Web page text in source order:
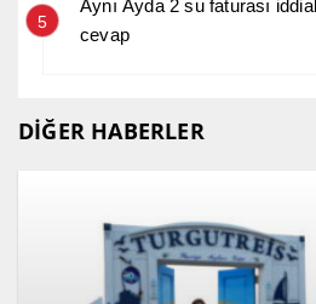
5
Aynı Ayda 2 su faturası
cevap
DİĞER HABERLER